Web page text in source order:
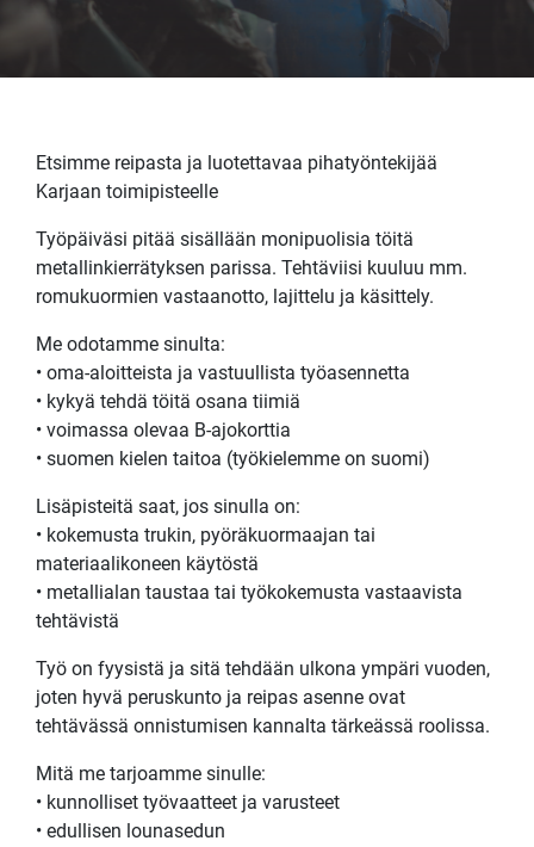
Etsimme reipasta ja luotettavaa pihatyöntekijää
Karjaan toimipisteelle
Työpäiväsi pitää sisällään monipuolisia töitä
metallinkierrätyksen parissa. Tehtäviisi kuuluu mm.
romukuormien vastaanotto, lajittelu ja käsittely.
Me odotamme sinulta:
• oma-aloitteista ja vastuullista työasennetta
• kykyä tehdä töitä osana tiimiä
• voimassa olevaa B-ajokorttia
• suomen kielen taitoa (työkielemme on suomi)
Lisäpisteitä saat, jos sinulla on:
• kokemusta trukin, pyöräkuormaajan tai
materiaalikoneen käytöstä
• metallialan taustaa tai työkokemusta vastaavista
tehtävistä
Työ on fyysistä ja sitä tehdään ulkona ympäri vuoden,
joten hyvä peruskunto ja reipas asenne ovat
tehtävässä onnistumisen kannalta tärkeässä roolissa.
Mitä me tarjoamme sinulle:
• kunnolliset työvaatteet ja varusteet
• edullisen lounasedun